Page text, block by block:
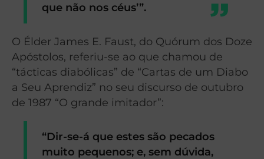
que não nos céus’”.
O Élder James E. Faust, do Quórum dos Doze
Apóstolos, referiu-se ao que chamou de
“tácticas diabólicas” de “Cartas de um Diabo
a Seu Aprendiz” no seu discurso de outubro
de 1987 “O grande imitador”:
“Dir-se-á que estes são pecados
muito pequenos; e, sem dúvida,